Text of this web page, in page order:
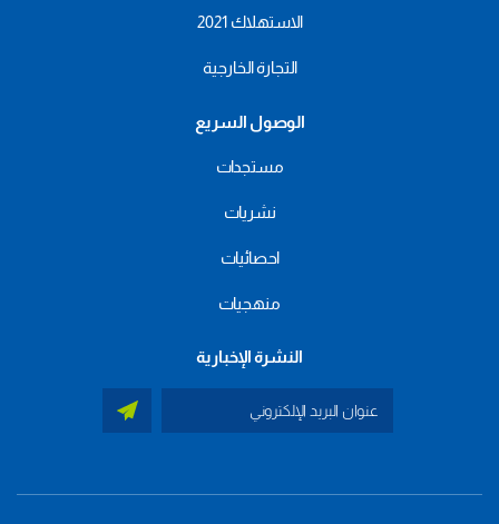
الاستهلاك 2021
التجارة الخارجية
الوصول السريع
مستجدات
نشريات
احصائيات
منهجيات
النشرة الإخبارية